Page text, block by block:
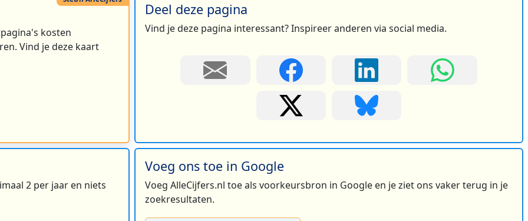
kosten
Vind je deze kaart
Deel deze pagina
Vind je deze pagina interessant? Inspireer anderen via social media.
2 per jaar en niets
Voeg ons toe in Google
Voeg AlleCijfers.nl toe als voorkeursbron in Google en je ziet ons vaker terug in je
zoekresultaten.